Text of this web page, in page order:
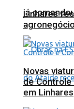
já
Linhares
Novas
de
em Linhares